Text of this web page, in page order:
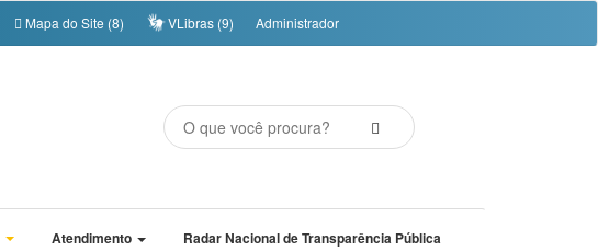
Mapa do Site (8) VLibras (9) Administrador
Atendimento Radar Nacional de Transparência Pública